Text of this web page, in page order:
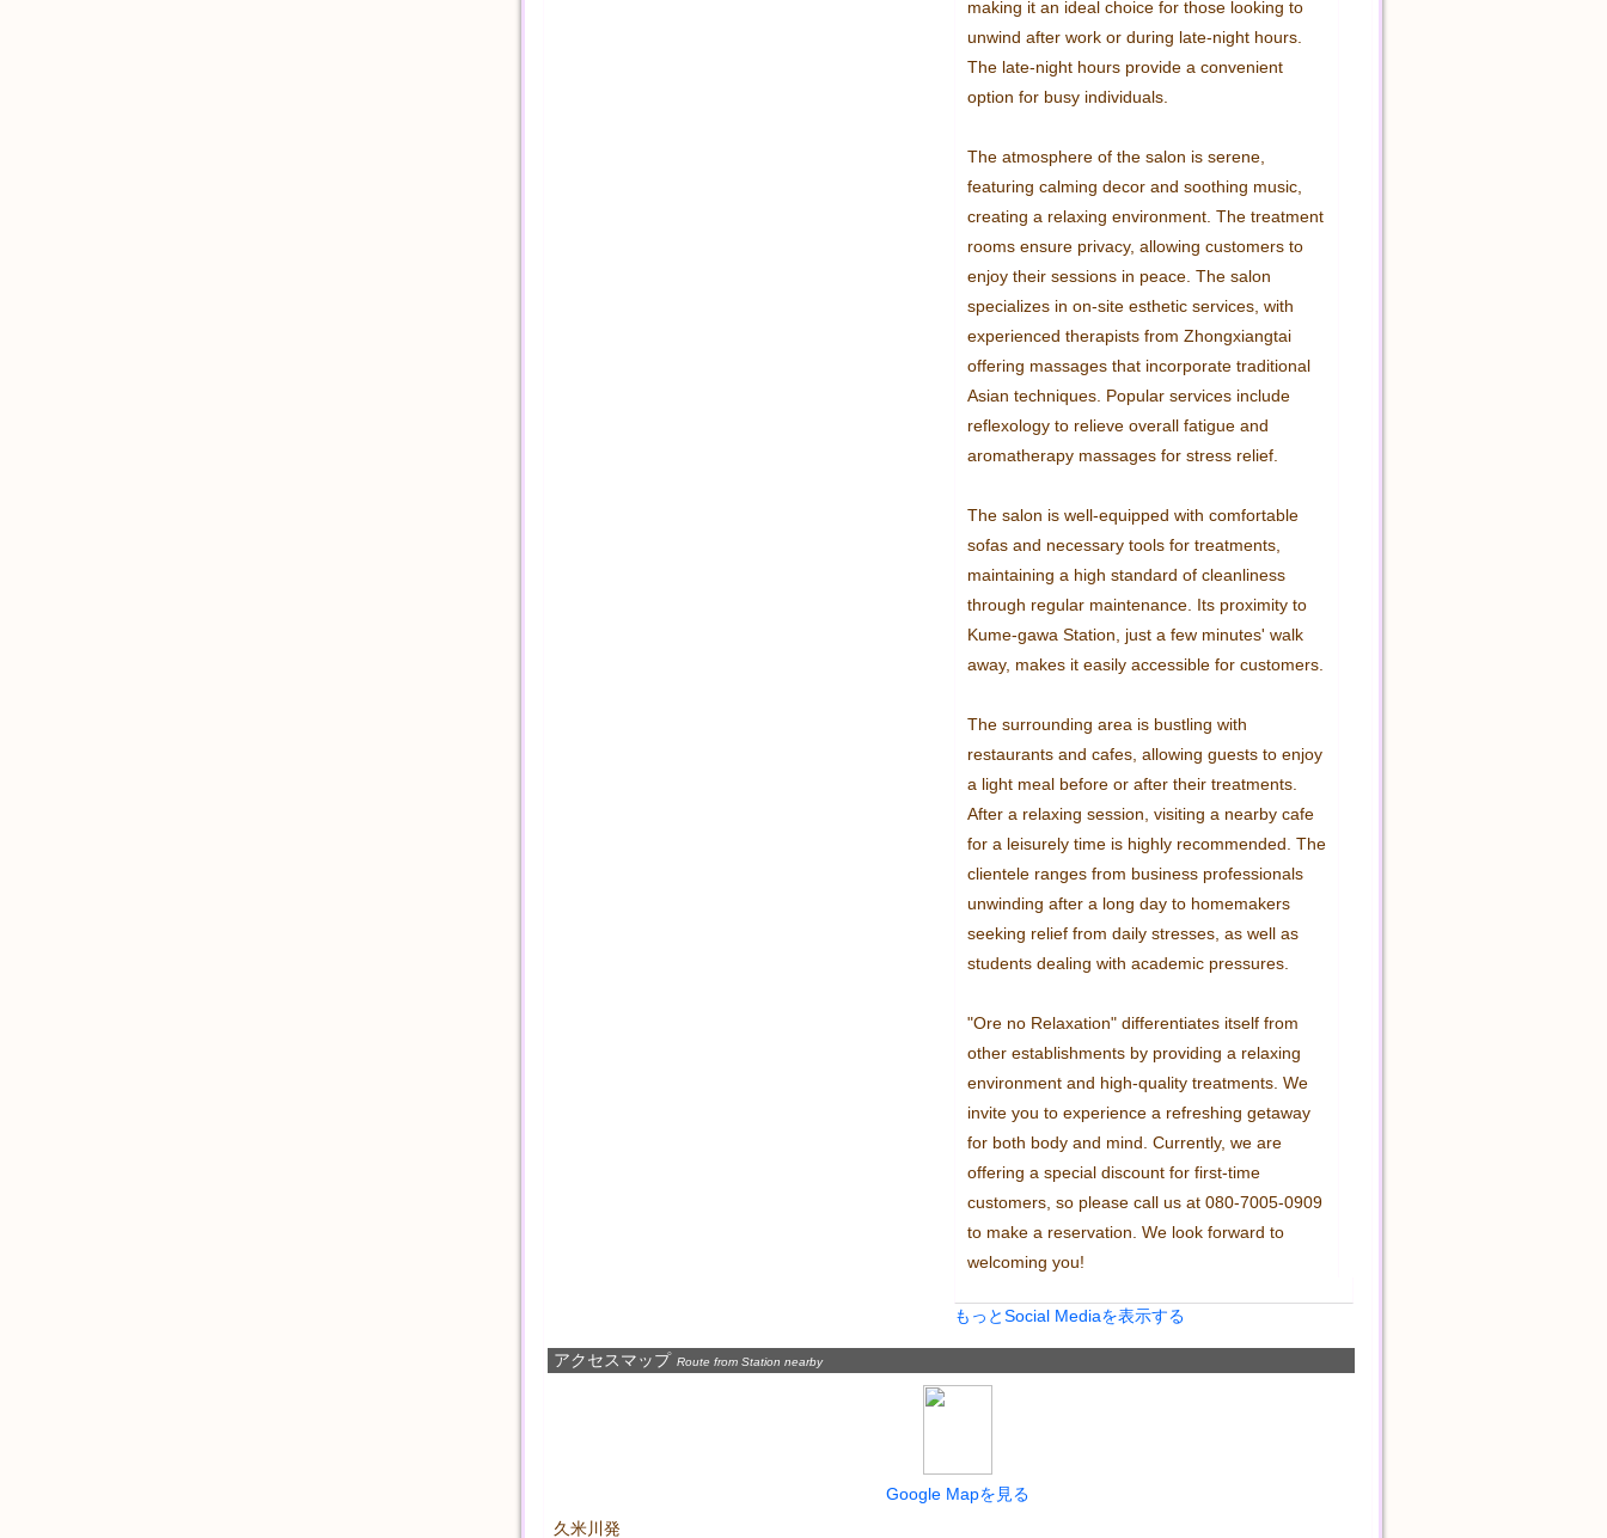
making it an ideal choice for those looking to
unwind after work or during late-night hours.
The late-night hours provide a convenient
option for busy individuals.
The atmosphere of the salon is serene,
featuring calming decor and soothing music,
creating a relaxing environment. The treatment
rooms ensure privacy, allowing customers to
enjoy their sessions in peace. The salon
specializes in on-site esthetic services, with
experienced therapists from Zhongxiangtai
offering massages that incorporate traditional
Asian techniques. Popular services include
reflexology to relieve overall fatigue and
aromatherapy massages for stress relief.
The salon is well-equipped with comfortable
sofas and necessary tools for treatments,
maintaining a high standard of cleanliness
through regular maintenance. Its proximity to
Kume-gawa Station, just a few minutes' walk
away, makes it easily accessible for customers.
The surrounding area is bustling with
restaurants and cafes, allowing guests to enjoy
a light meal before or after their treatments.
After a relaxing session, visiting a nearby cafe
for a leisurely time is highly recommended. The
clientele ranges from business professionals
unwinding after a long day to homemakers
seeking relief from daily stresses, as well as
students dealing with academic pressures.
"Ore no Relaxation" differentiates itself from
other establishments by providing a relaxing
environment and high-quality treatments. We
invite you to experience a refreshing getaway
for both body and mind. Currently, we are
offering a special discount for first-time
customers, so please call us at 080-7005-0909
to make a reservation. We look forward to
welcoming you!
もっとSocial Mediaを表示する
アクセスマップ Route from Station nearby
Google Mapを見る
久米川発